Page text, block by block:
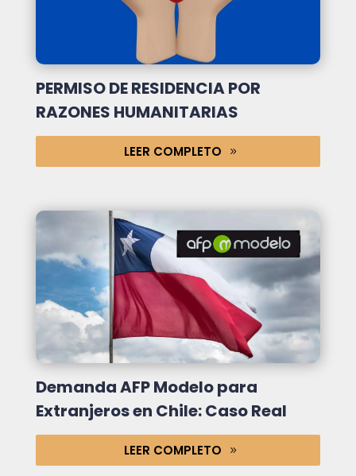
PERMISO DE RESIDENCIA POR
RAZONES HUMANITARIAS
LEER COMPLETO
Demanda AFP Modelo para
Extranjeros en Chile: Caso Real
LEER COMPLETO